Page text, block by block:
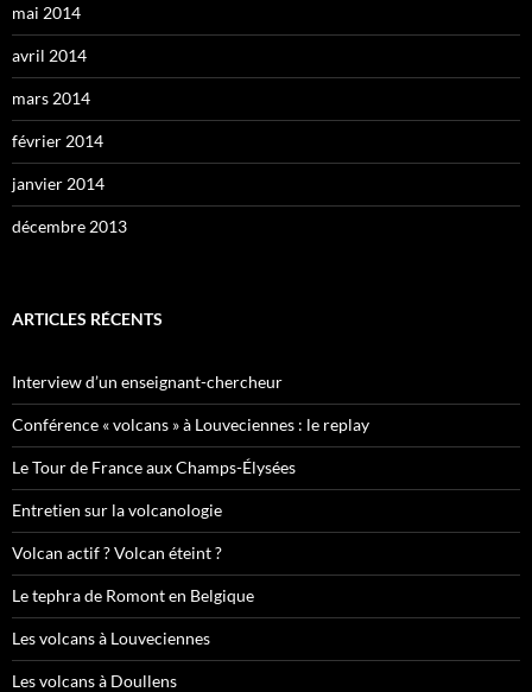
mai 2014
avril 2014
mars 2014
février 2014
janvier 2014
décembre 2013
ARTICLES RÉCENTS
Interview d’un enseignant-chercheur
Conférence « volcans » à Louveciennes : le replay
Le Tour de France aux Champs-Élysées
Entretien sur la volcanologie
Volcan actif ? Volcan éteint ?
Le tephra de Romont en Belgique
Les volcans à Louveciennes
Les volcans à Doullens